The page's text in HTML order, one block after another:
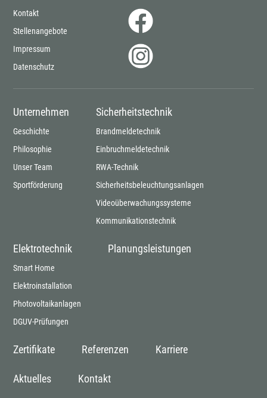
Navigation
Kontakt
Stellenangebote
Impressum
Datenschutz
Navigation
überspringen
Unternehmen
Geschichte
Philosophie
Unser Team
Sportförderung
Sicherheitstechnik
Brandmeldetechnik
Einbruchmeldetechnik
RWA-Technik
Sicherheitsbeleuchtungsanlagen
Videoüberwachungssysteme
Kommunikationstechnik
Elektrotechnik
Smart Home
Elektroinstallation
Photovoltaikanlagen
DGUV-Prüfungen
Planungsleistungen
Zertifikate Referenzen Karriere
Aktuelles Kontakt